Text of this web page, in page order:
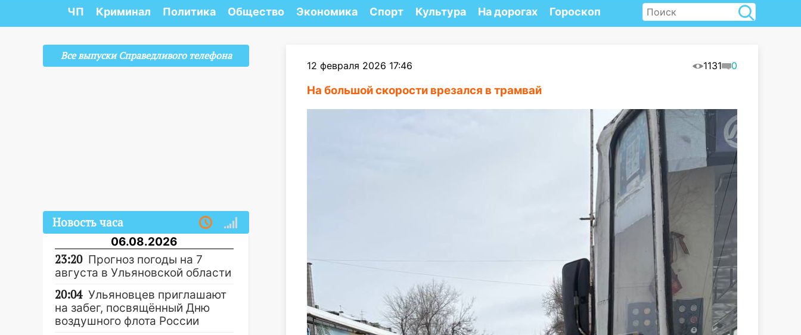
ЧП Криминал Политика Общество Экономика Спорт Культура На дорогах Гороскоп
12 февраля 2026 17:46 1131 0
На большой скорости врезался в трамвай
Все выпуски Справедливого телефона
Новость часа
06.08.2026
23:20 Прогноз погоды на 7
августа в Ульяновской области
20:04 Ульяновцев приглашают
на забег, посвящённый Дню
воздушного флота России